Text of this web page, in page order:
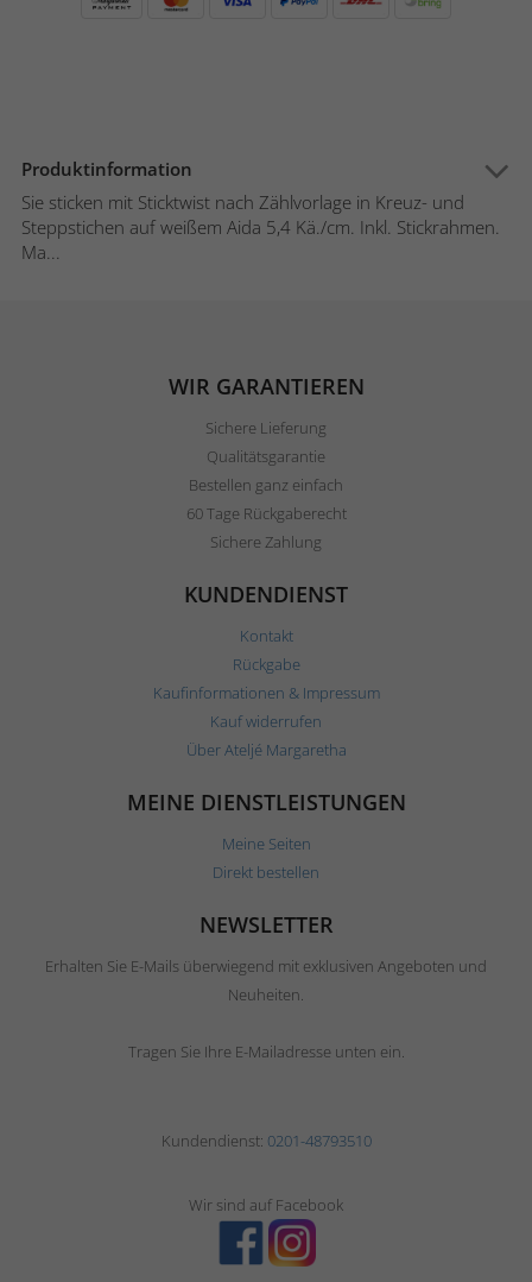
Produktinformation
Sie sticken mit Sticktwist nach Zählvorlage in Kreuz- und
Steppstichen auf weißem Aida 5,4 Kä./cm. Inkl. Stickrahmen.
Ma...
WIR GARANTIEREN
Sichere Lieferung
Qualitätsgarantie
Bestellen ganz einfach
60 Tage Rückgaberecht
Sichere Zahlung
KUNDENDIENST
Kontakt
Rückgabe
Kaufinformationen & Impressum
Kauf widerrufen
Über Ateljé Margaretha
MEINE DIENSTLEISTUNGEN
Meine Seiten
Direkt bestellen
NEWSLETTER
Erhalten Sie E-Mails überwiegend mit exklusiven Angeboten und
Neuheiten.
Tragen Sie Ihre E-Mailadresse unten ein.
Kundendienst: 0201-48793510
Wir sind auf Facebook